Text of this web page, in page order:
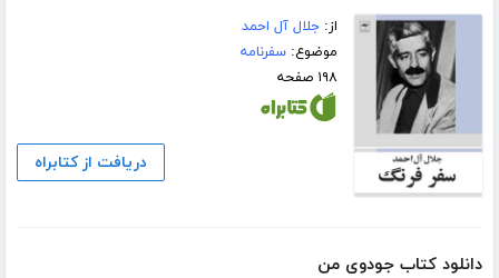
از:جلال آل احمد
موضوع:سفرنامه
۱۹۸ صفحه
دریافت از کتابراه
دانلود کتاب جودوی من